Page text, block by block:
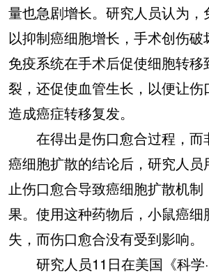
量也急剧增长。研究人员认为
以抑制癌细胞增长，手术创伤破
免疫系统在手术后促使细胞转移
裂，还促使血管生长，以便让
造成癌症转移复发。
在得出是伤口愈合过程，而
癌细胞扩散的结论后，研究人员
止伤口愈合导致癌细胞扩散机制
果。使用这种药物后，小鼠癌细
失，而伤口愈合没有受到影响。
研究人员11日在美国《科学